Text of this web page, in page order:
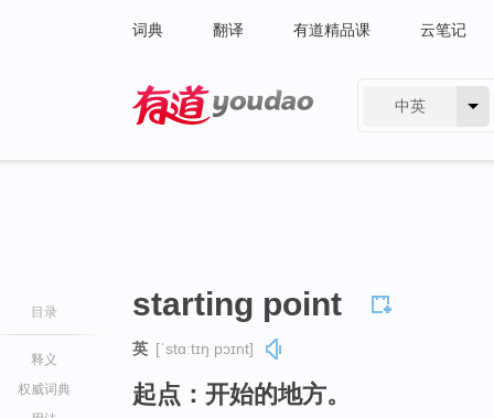
词典 翻译 有道精品课 云笔记
中英
目录
释义
权威词典
starting point
英 [ˈstɑːtɪŋ pɔɪnt]
起点：开始的地方。